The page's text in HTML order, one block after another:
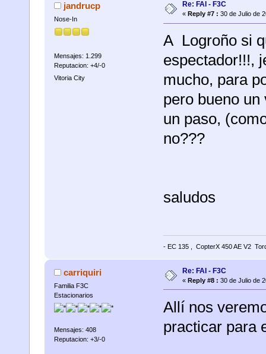
jandrucp
Nose-In
Mensajes: 1.299
Reputacion: +4/-0
Vitoria City
Re: FAI - F3C
« Reply #7 : 30 de Julio de
A Logroño si
espectador!!!,
mucho, para
pero bueno
un paso,
no???
saludos
- EC 135 , CopterX 450 AE V2
carriquiri
Familia F3C
Estacionarios
Mensajes: 408
Reputacion: +3/-0
Re: FAI - F3C
« Reply #8 : 30 de Julio de
Allí nos
practicar para